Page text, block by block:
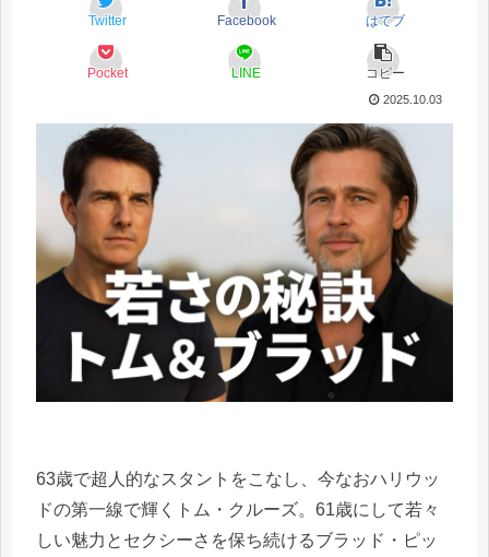
Twitter Facebook はてブ
Pocket LINE コピー
2025.10.03
63歳で超人的なスタントをこなし、今なおハリウッ
ドの第一線で輝くトム・クルーズ。61歳にして若々
しい魅力とセクシーさを保ち続けるブラッド・ピッ